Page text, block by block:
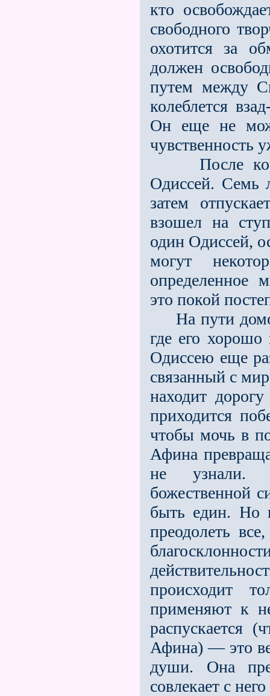
кто
свободного
охотится за
должен
путем между
колеблется
Он еще не
чувственность
После
Одиссей. Семь
затем
взошел на
один Одиссей,
могут
определенное
это покой
На пути
где его
Одиссею еще
связанный с
находит
приходится
чтобы мочь в
Афина
не узнали.
божественной
быть един. Но
преодолеть
происходит
применяют к
распускается
Афина) — это
души. Она
совлекает с